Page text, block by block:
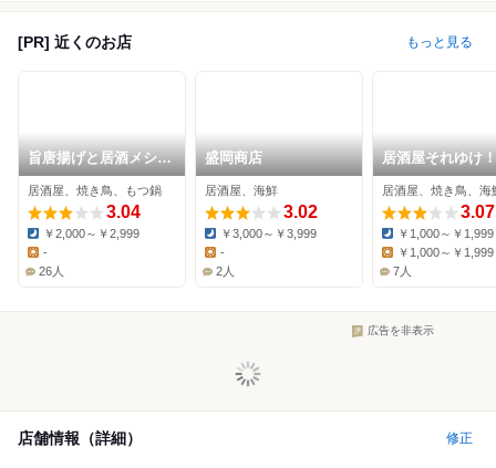
[PR] 近くのお店 もっと見る
旨唐揚げと居酒メシ
ミライザカ 盛岡駅前
店
居酒屋、焼き鳥、もつ鍋
3.04
Dinner:
￥2,000～￥2,999
Lunch:
-
26人
盛岡商店
居酒屋、海鮮
3.02
Dinner:
￥3,000～￥3,999
Lunch:
-
2人
居酒屋それゆけ
ロー！ 盛岡大通
居酒屋、焼き鳥、海
3.07
Dinner:
￥1,000～￥1,999
Lunch:
￥1,000～￥1,999
7人
広告を非表示
店舗情報（詳細） 修正